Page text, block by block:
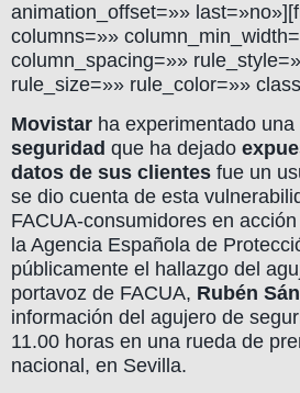
animation_offset=»»
columns=»»
column_spacing=»»
rule_size=»» rule_color=»»
Movistar ha experimentado una
seguridad que ha dejado
datos de sus clientes fue un
se dio cuenta de esta
FACUA-consumidores en
la Agencia Española de
públicamente el hallazgo del
portavoz de FACUA, Rubén
información del agujero de
11.00 horas en una rueda de
nacional, en Sevilla.